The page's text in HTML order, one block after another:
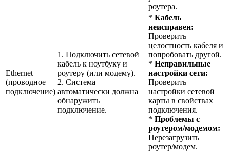
роутера.
Ethernet
(проводное
подключение)
1. Подключить сетевой
кабель к ноутбуку и
роутеру (или модему).
2. Система
автоматически должна
обнаружить
подключение.
* Кабель
неисправен:
Проверить
целостность кабеля и
попробовать другой.
* Неправильные
настройки сети:
Проверить
настройки сетевой
карты в свойствах
подключения.
* Проблемы с
роутером/модемом:
Перезагрузить
роутер/модем.